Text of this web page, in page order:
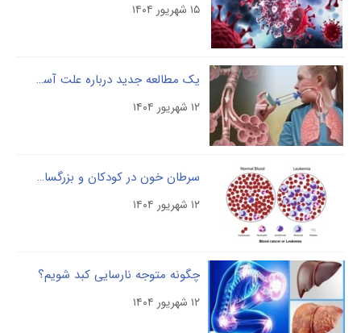
۱۵ شهریور ۱۴۰۴
یک مطالعه جدید درباره علت آسم و آلرژی‌های فصلی
۱۲ شهریور ۱۴۰۴
سرطان خون در کودکان و بزرگسالان: علل، علائم و درمان
۱۲ شهریور ۱۴۰۴
چگونه متوجه نارسایی کبد شویم؟
۱۲ شهریور ۱۴۰۴